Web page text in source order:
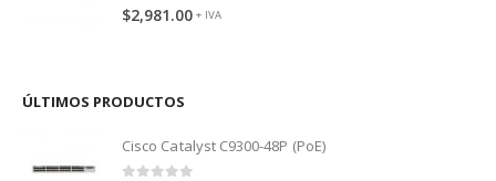
0out of 5
$2,981.00 + IVA
ÚLTIMOS PRODUCTOS
Cisco Catalyst C9300-48P (PoE)